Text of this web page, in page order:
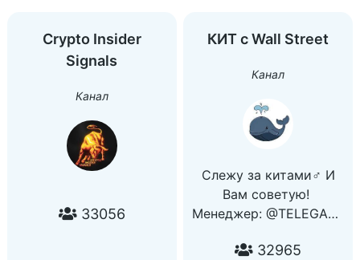
P2P: satoshkin.ru
трейдинга:
satoshkin.com
Видео о Р2Р:
www.youtube.com/c/
Crypto Insider
Signals
Канал
33056
КИТ с Wall Street
Канал
Слежу за китами️‍♂️ И
Вам советую!
Менеджер: @TELEGA39
32965